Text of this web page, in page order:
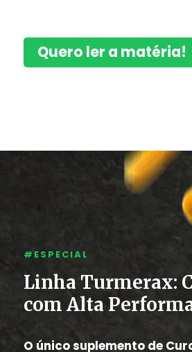
Quero ler a matéria!
#ESPECIAL
Linha Turmerax:
com Alta
O único suplemento de